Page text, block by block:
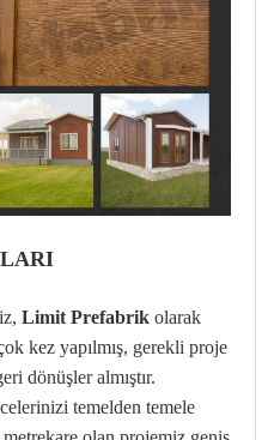
Limit Prefabrik olarak
kez yapılmış, gerekli proje
dönüşler almıştır.
temelden temele